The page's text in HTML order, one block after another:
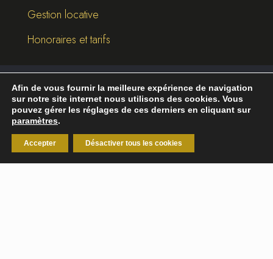
Gestion locative
Honoraires et tarifs
©2026Break-Out Company- Agence de
communication
Mentions légales|Politique de confidentialité
Afin de vous fournir la meilleure expérience de navigation
sur notre site internet nous utilisons des cookies. Vous
pouvez gérer les réglages de ces derniers en cliquant sur
paramètres.
Accepter Désactiver tous les cookies